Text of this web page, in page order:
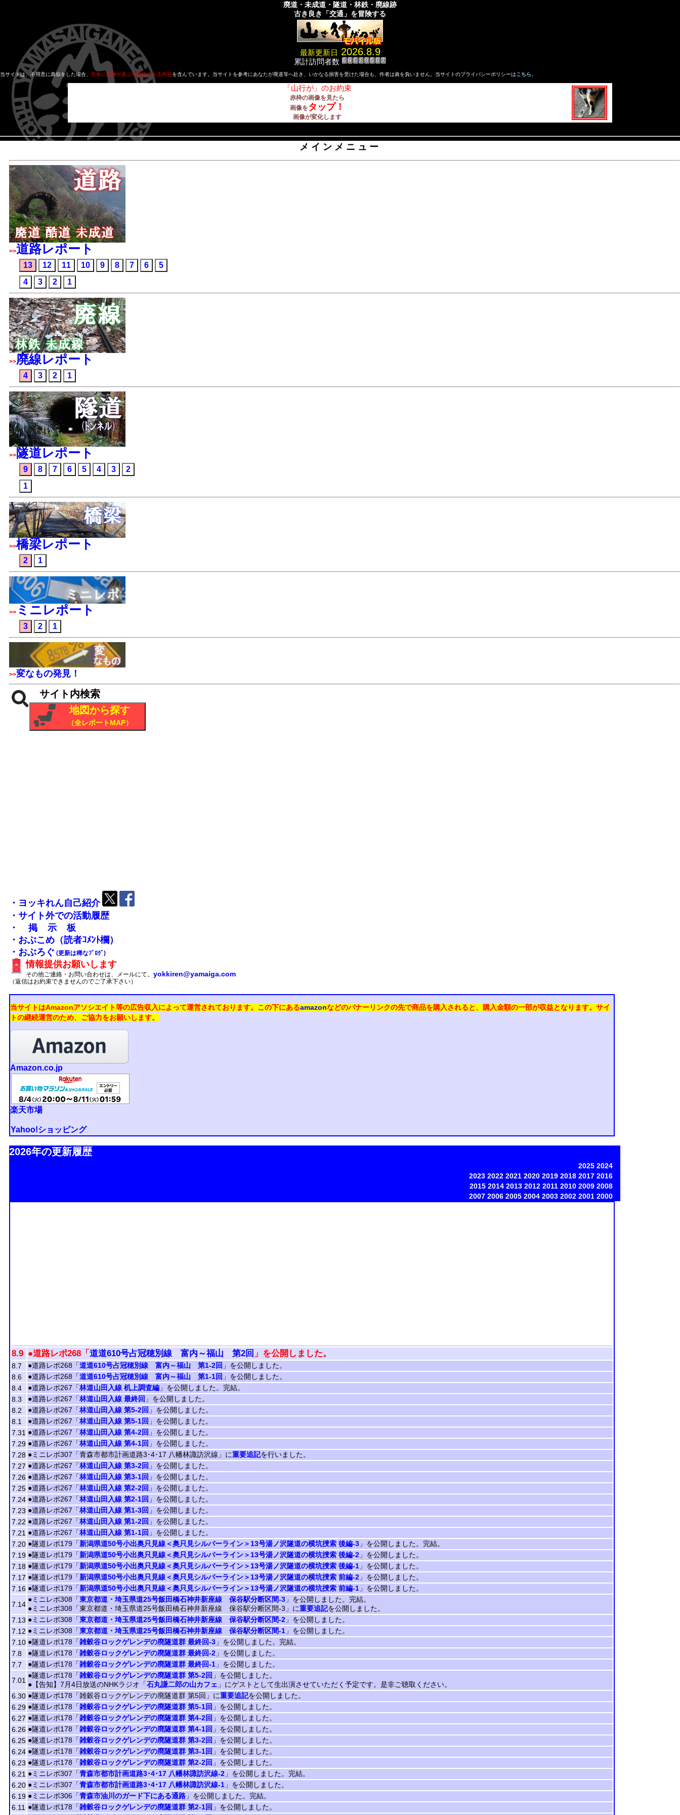
廃道・未成道・隧道・林鉄・廃線跡
古き良き「交通」を冒険する
最新更新日 2026.8.9
累計訪問者数
当サイトは、不用意に真似をした場合、 生命に危険が及ぶ可能性のある内容を含んでいます。当サイトを参考にあなたが廃道等へ赴き、いかなる損害を受けた場合も、作者は責を負いません。当サイトのプライバシーポリシーはこちら
「山行が」のお約束
赤枠の画像を見たら
画像をタップ！
画像が変化します
メインメニュー
>>道路レポート
13 12 11 10 9 8 7 6
5
4
3 2 1
>>廃線レポート
4 3 2 1
>> 隧道レポート
9 8 7 6 5 4 3
2
1
>>橋梁レポート
2 1
>> ミニレポート
3 2 1
>>変なもの発見！
サイト内検索
地図から探す
（全レポートMAP）
・ヨッキれん自己紹介
・サイト外での活動履歴
・掲示板
・おぶこめ（読者ｺﾒﾝﾄ欄）
・おぶろぐ (更新は稀なﾌﾞﾛｸﾞ)
情報提供お願いします
その他ご連絡・お問い合わせは、メールにて。 yokkiren@yamaiga.com
（返信はお約束できませんのでご了承下さい）
当サイトはAmazonアソシエイト等の広告収入によって運営されております。 この下にあるamazonなどのバナーリンクの先で商品を購入されると、購入金額の一部が収益となります。 サイ
トの継続運営のため、ご協力をお願いします。
Amazon.co.jp
楽天市場
Yahoo!ショッピング
2026年の更新履歴
20252024
20232022202120202019201820172016
20152014201320122011201020092008
20072006200520042003200220012000
8.9 ●道路レポ268「 道道610号占冠穂別線 富内～福山 第2回 」を公開しました。
8.7 ●道路レポ268「道道610号占冠穂別線 富内～福山 第1-2回 」を公開しました。
8.6
●道路レポ268「道道610号占冠穂別線 富内～福山 第1-1回 」を公開しました。
8.4
●道路レポ267「林道山田入線 机上調査編 」を公開しました。完結。
8.3
●道路レポ267「林道山田入線 最終回 」を公開しました。
8.2
●道路レポ267「林道山田入線 第5-2回 」を公開しました。
8.1
●道路レポ267「林道山田入線 第5-1回 」を公開しました。
7.31 ●道路レポ267「林道山田入線 第4-2回 」を公開しました。
7.29 ●道路レポ267「林道山田入線 第4-1回 」を公開しました。
7.28 ●ミニレポ307「青森市都市計画道路3･4･17 八幡林諏訪沢線」に重要追記を行いました。
7.27 ●道路レポ267「林道山田入線 第3-2回 」を公開しました。
7.26 ●道路レポ267「林道山田入線 第3-1回 」を公開しました。
7.25 ●道路レポ267「林道山田入線 第2-2回 」を公開しました。
7.24 ●道路レポ267「林道山田入線 第2-1回 」を公開しました。
7.23 ●道路レポ267「林道山田入線 第1-3回 」を公開しました。
7.22 ●道路レポ267「林道山田入線 第1-2回 」を公開しました。
7.21 ●道路レポ267「林道山田入線 第1-1回 」を公開しました。
7.20 ●隧道レポ179「新潟県道50号小出奥只見線＜奥只見シルバーライン＞13号湯ノ沢隧道の横坑捜索 後編-3 」を公開しました。完結。
7.19 ●隧道レポ179「新潟県道50号小出奥只見線＜奥只見シルバーライン＞13号湯ノ沢隧道の横坑捜索 後編-2 」を公開しました。
7.18 ●隧道レポ179「新潟県道50号小出奥只見線＜奥只見シルバーライン＞13号湯ノ沢隧道の横坑捜索 後編-1 」を公開しました。
7.17 ●隧道レポ179「新潟県道50号小出奥只見線＜奥只見シルバーライン＞13号湯ノ沢隧道の横坑捜索 前編-2 」を公開しました。
7.16 ●隧道レポ179「新潟県道50号小出奥只見線＜奥只見シルバーライン＞13号湯ノ沢隧道の横坑捜索 前編-1 」を公開しました。
7.14
●ミニレポ308「東京都道・埼玉県道25号飯田橋石神井新座線 保谷駅分断区間-3 」を公開しました。完結。
●ミニレポ308「東京都道・埼玉県道25号飯田橋石神井新座線 保谷駅分断区間-3」に重要追記を公開しました。
7.13 ●ミニレポ308「東京都道・埼玉県道25号飯田橋石神井新座線 保谷駅分断区間-2 」を公開しました。
7.12 ●ミニレポ308「東京都道・埼玉県道25号飯田橋石神井新座線 保谷駅分断区間-1 」を公開しました。
7.10 ●隧道レポ178「雑穀谷ロックゲレンデの廃隧道群 最終回-3 」を公開しました。完結。
7.8
●隧道レポ178「雑穀谷ロックゲレンデの廃隧道群 最終回-2 」を公開しました。
7.7
●隧道レポ178「雑穀谷ロックゲレンデの廃隧道群 最終回-1 」を公開しました。
7.01
●隧道レポ178「雑穀谷ロックゲレンデの廃隧道群 第5-2回 」を公開しました。
●【告知】7月4日放送のNHKラジオ「石丸謙二郎の山カフェ 」にゲストとして生出演させていただく予定です。是非ご聴取ください。
6.30 ●隧道レポ178「雑穀谷ロックゲレンデの廃隧道群 第5回」に重要追記を公開しました。
6.29 ●隧道レポ178「雑穀谷ロックゲレンデの廃隧道群 第5-1回 」を公開しました。
6.27 ●隧道レポ178「雑穀谷ロックゲレンデの廃隧道群 第4-2回 」を公開しました。
6.26 ●隧道レポ178「雑穀谷ロックゲレンデの廃隧道群 第4-1回 」を公開しました。
6.25 ●隧道レポ178「雑穀谷ロックゲレンデの廃隧道群 第3-2回 」を公開しました。
6.24 ●隧道レポ178「雑穀谷ロックゲレンデの廃隧道群 第3-1回 」を公開しました。
6.23 ●隧道レポ178「雑穀谷ロックゲレンデの廃隧道群 第2-2回 」を公開しました。
6.21 ●ミニレポ307「青森市都市計画道路3･4･17 八幡林諏訪沢線-2 」を公開しました。完結。
6.20 ●ミニレポ307「青森市都市計画道路3･4･17 八幡林諏訪沢線-1 」を公開しました。
6.19 ●ミニレポ306「青森市油川のガード下にある通路 」を公開しました。完結。
6.11 ●隧道レポ178「雑穀谷ロックゲレンデの廃隧道群 第2-1回 」を公開しました。